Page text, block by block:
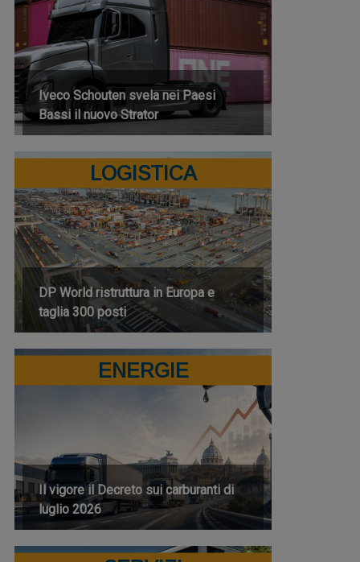
Iveco Schouten svela nei Paesi
Bassi il nuovo Strator
LOGISTICA
DP World ristruttura in Europa e
taglia 300 posti
ENERGIE
Il vigore il Decreto sui carburanti di
luglio 2026